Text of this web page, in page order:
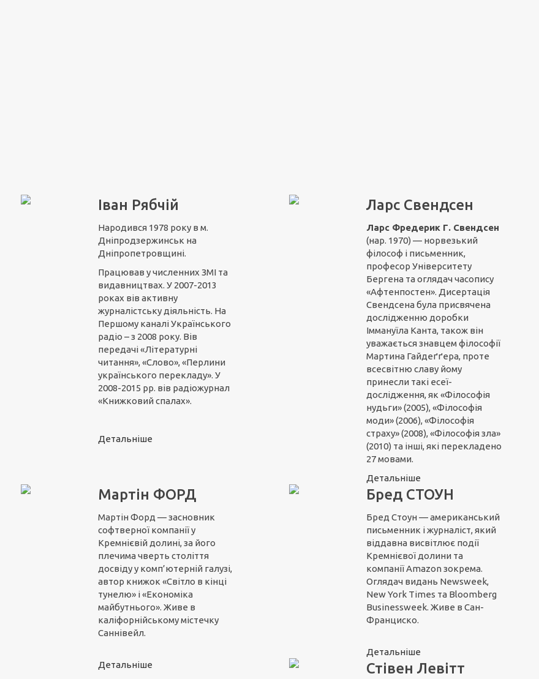
Іван Рябчій
Народився 1978 року в м.
Дніпродзержинськ на
Дніпропетровщині.
Працював у численних ЗМІ та
видавництвах. У 2007-2013
роках вів активну
журналістську діяльність. На
Першому каналі Українського
радіо – з 2008 року. Вів
передачі «Літературні
читання», «Слово», «Перлини
українського перекладу». У
2008-2015 рр. вів радіожурнал
«Книжковий спалах».
Детальніше
Ларс Свендсен
Ларс Фредерик Г. Свендсен
(нар. 1970) — норвезький
філософ і письменник,
професор Університету
Бергена та оглядач часопису
«Афтенпостен». Дисертація
Свендсена була присвячена
дослідженню доробки
Іммануїла Канта, також він
уважається знавцем філософії
Мартина Гайдеґґера, проте
всесвітню славу йому
принесли такі есеї-
дослідження, як «Філософія
нудьги» (2005), «Філософія
моди» (2006), «Філософія
страху» (2008), «Філософія зла»
(2010) та інші, які перекладено
27 мовами.
Детальніше
Мартін ФОРД
Мартін Форд — засновник
софтверної компанії у
Кремнієвій долині, за його
плечима чверть століття
досвіду у комп’ютерній галузі,
автор книжок «Світло в кінці
тунелю» і «Економіка
майбутнього». Живе в
каліфорнійському містечку
Саннівейл.
Детальніше
Бред СТОУН
Бред Стоун — американський
письменник і журналіст, який
віддавна висвітлює події
Кремнієвої долини та
компанії Amazon зокрема.
Оглядач видань Newsweek,
New York Times та Bloomberg
Businessweek. Живе в Сан-
Франциско.
Детальніше
Стівен Левітт